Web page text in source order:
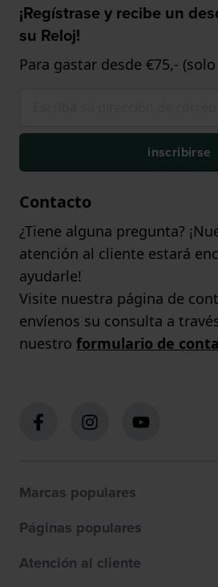
¡Regístrase y recibe un
su Reloj!
Para gastar desde €75,-
inscribirse
Contacto
¿Tiene alguna pregunta?
atención al cliente estará
ayudarle!
Visite nuestra página de
envíenos su consulta a
nuestro formulario de
Marcas populares
Páginas populares
Atención al cliente